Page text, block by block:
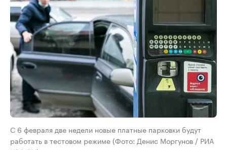
С 6 февраля две недели новые платные парковки будут
работать в тестовом режиме (Фото: Денис Моргунов / РИА